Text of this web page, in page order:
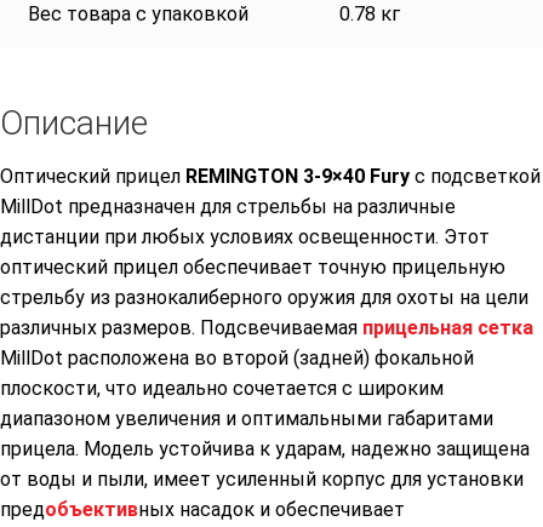
Вес товара с упаковкой 0.78 кг
Описание
Оптический прицел REMINGTON 3-9×40 Fury с подсветкой
MillDot предназначен для стрельбы на различные
дистанции при любых условиях освещенности. Этот
оптический прицел обеспечивает точную прицельную
стрельбу из разнокалиберного оружия для охоты на цели
различных размеров. Подсвечиваемая прицельная сетка
MillDot расположена во второй (задней) фокальной
плоскости, что идеально сочетается с широким
диапазоном увеличения и оптимальными габаритами
прицела. Модель устойчива к ударам, надежно защищена
от воды и пыли, имеет усиленный корпус для установки
предобъективных насадок и обеспечивает